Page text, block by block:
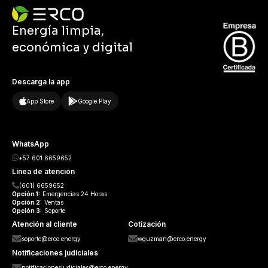
Energía limpia,
económica y digital
Descarga la app
App Store Google Play
WhatsApp
+57 601 6659652
Línea de atención
(601) 6659652
Opción1: Emergencias 24 Horas
Opción 2: Ventas
Opción3: Soporte
Atención al cliente
soporte@erco.energy
Notificaciones judiciales
Cotización
wguzman@erco.energy